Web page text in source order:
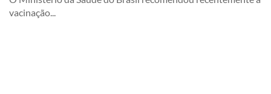
vacinação...